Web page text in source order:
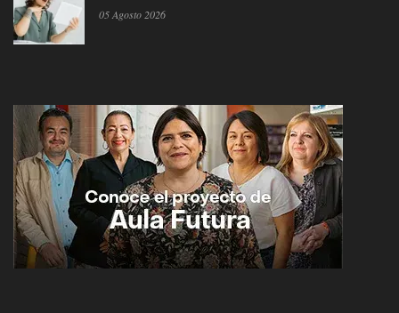
05 Agosto 2026